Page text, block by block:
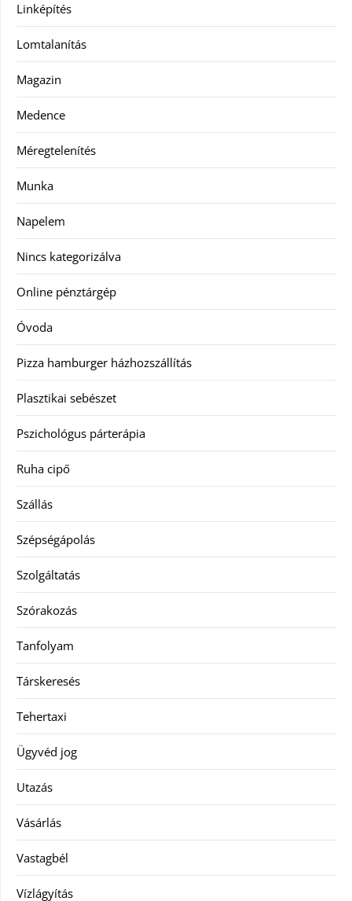
Linképítés
Lomtalanítás
Magazin
Medence
Méregtelenítés
Munka
Napelem
Nincs kategorizálva
Online pénztárgép
Óvoda
Pizza hamburger házhozszállítás
Plasztikai sebészet
Pszichológus párterápia
Ruha cipő
Szállás
Szépségápolás
Szolgáltatás
Szórakozás
Tanfolyam
Társkeresés
Tehertaxi
Ügyvéd jog
Utazás
Vásárlás
Vastagbél
Vízlágyítás